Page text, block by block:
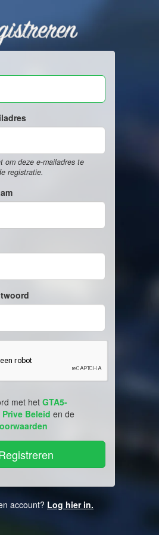
om deze e-mailadres te
registratie.
met het GTA5-
Beleid en de
account? Log hier in.